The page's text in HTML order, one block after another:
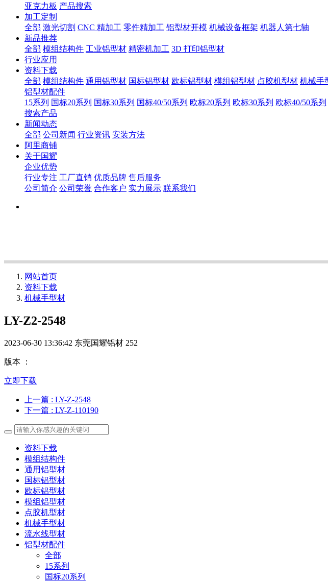
亚克力板 产品搜索
加工定制
全部 激光切割 CNC 精加工 零件精加工 铝型材开模 机械设备框架 机器人第七轴
新品推荐
全部 模组结构件 工业铝型材 精密机加工 3D 打印铝型材
行业应用
资料下载
全部 模组结构件 通用铝型材 国标铝型材 欧标铝型材 模组铝型材 点胶机型材 机械手
铝型材配件
15系列 国标20系列 国标30系列 国标40/50系列 欧标20系列 欧标30系列 欧标40/50系列
搜索产品
新闻动态
全部 公司新闻 行业资讯 安装方法
阿里商铺
关于国耀
企业优势
行业专注 工厂直销 优质品牌 售后服务
公司简介 公司荣誉 合作客户 实力展示 联系我们
网站首页
资料下载
机械手型材
LY-Z2-2548
2023-06-30 13:36:42 东莞国耀铝材 252
版本 ：
立即下载
上一篇 : LY-Z-2548
下一篇 : LY-Z-110190
资料下载
模组结构件
通用铝型材
国标铝型材
欧标铝型材
模组铝型材
点胶机型材
机械手型材
流水线型材
铝型材配件
全部
15系列
国标20系列